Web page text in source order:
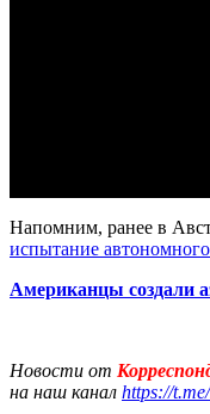
Напомним, ранее в
испытание
Американцы создали
Новости от
на наш канал https://